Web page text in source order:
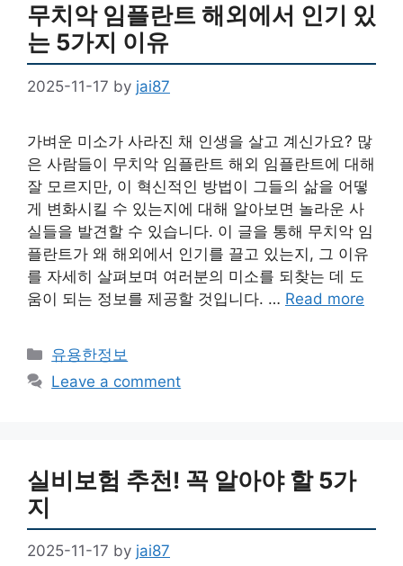
무치악 임플란트 해외에서 인기 있
는 5가지 이유
2025-11-17 by jai87
가벼운 미소가 사라진 채 인생을 살고 계신가요? 많
은 사람들이 무치악 임플란트 해외 임플란트에 대해
잘 모르지만, 이 혁신적인 방법이 그들의 삶을 어떻
게 변화시킬 수 있는지에 대해 알아보면 놀라운 사
실들을 발견할 수 있습니다. 이 글을 통해 무치악 임
플란트가 왜 해외에서 인기를 끌고 있는지, 그 이유
를 자세히 살펴보며 여러분의 미소를 되찾는 데 도
움이 되는 정보를 제공할 것입니다. … Read more
Categories
유용한정보
Leave a comment
실비보험 추천! 꼭 알아야 할 5가
지
2025-11-17 by jai87